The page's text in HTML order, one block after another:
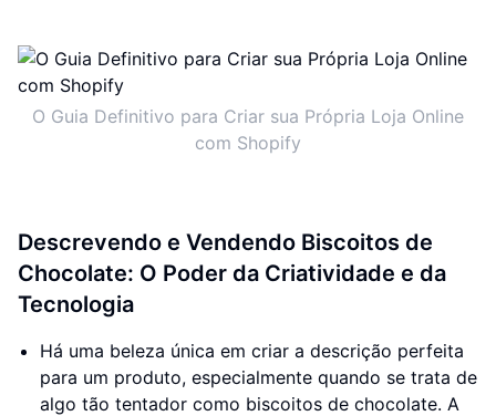
O Guia Definitivo para Criar sua Própria Loja Online
com Shopify
Descrevendo e Vendendo Biscoitos de
Chocolate: O Poder da Criatividade e da
Tecnologia
Há uma beleza única em criar a descrição perfeita
para um produto, especialmente quando se trata de
algo tão tentador como biscoitos de chocolate. A